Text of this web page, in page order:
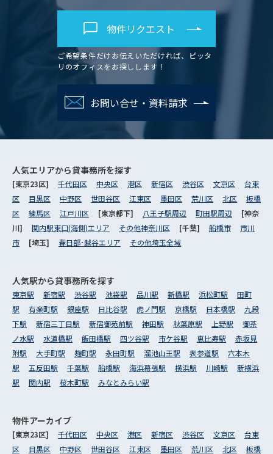
物件リクエスト
ご希望条件だけお伝えいただければ、ピッタ
リのオフィスをお探しします！
お問い合せ・資料請求
人気エリアから貸事務所を探す
[東京23区] 千代田区 中央区 港区 新宿区 渋谷区 文京区
台東
区
目黒区 中野区 世田谷区 江東区 墨田区 荒川区 北区
板橋
区
練馬区 江戸川区 [東京都下] 八王子駅周辺 町田駅周辺
[神奈
川] 関内駅東口(海側)エリア その他神奈川区 [千葉] 船橋市
市川
市
[埼玉] 春日部･越谷エリア その他埼玉全域
人気駅から貸事務所を探す
東京駅 新宿駅 渋谷駅 池袋駅 品川駅 新橋駅 浜松町駅
田町
駅
有楽町駅 銀座駅 日比谷駅 虎ノ門駅 京橋駅 日本橋駅
九段
下駅
新宿三丁目駅 新宿御苑前駅 神田駅 秋葉原駅 上野駅
御茶
ノ水駅
水道橋駅 飯田橋駅 四ツ谷駅 市ケ谷駅 恵比寿駅
赤坂見
附駅
大手町駅 麹町駅 永田町駅 溜池山王駅 表参道駅
六本木
駅
五反田駅 千葉駅 船橋駅 海浜幕張駅 横浜駅 川崎駅
新横浜
駅
関内駅 桜木町駅 みなとみらい駅
物件アーカイブ
[東京23区] 千代田区 中央区 港区 新宿区 渋谷区 文京区
台東
区
目黒区 中野区 世田谷区 江東区 墨田区 荒川区 北区 板橋